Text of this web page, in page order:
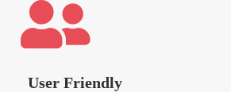
User Friendly